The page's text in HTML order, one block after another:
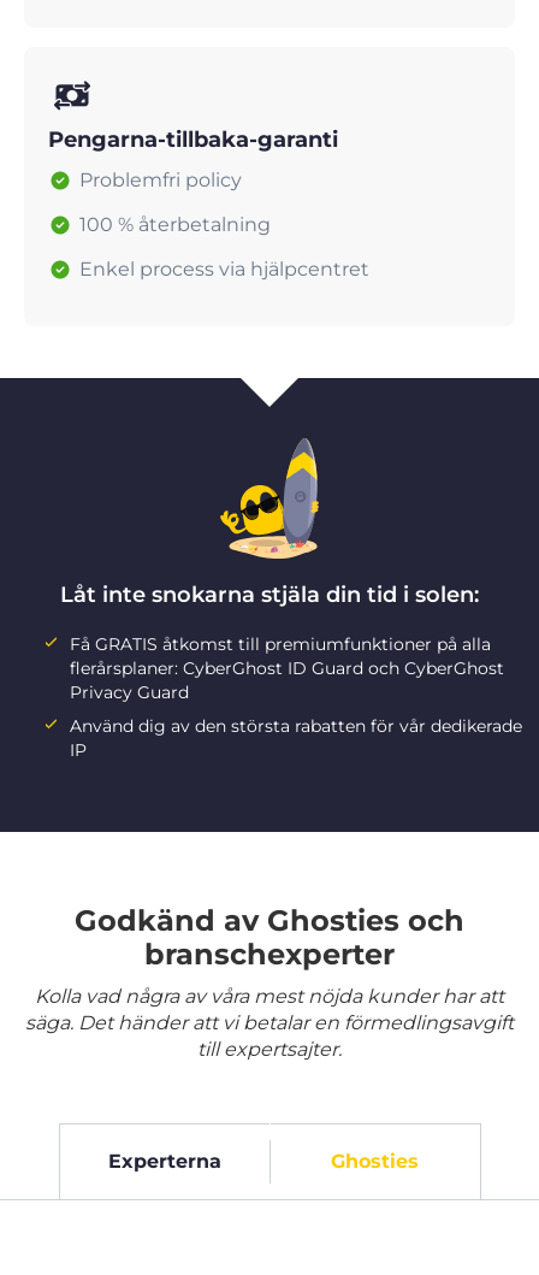
Pengarna-tillbaka-garanti
Problemfri policy
100 % återbetalning
Enkel process via hjälpcentret
Låt inte snokarna stjäla din tid i solen:
Få GRATIS åtkomst till premiumfunktioner på alla
flerårsplaner: CyberGhost ID Guard och CyberGhost
Privacy Guard
Använd dig av den största rabatten för vår dedikerade
IP
Godkänd av Ghosties och
branschexperter
Kolla vad några av våra mest nöjda kunder har att
säga. Det händer att vi betalar en förmedlingsavgift
till expertsajter.
Experterna Ghosties